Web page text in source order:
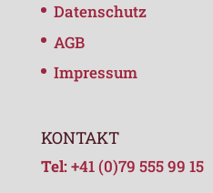
Datenschutz
AGB
Impressum
KONTAKT
Tel:+41 (0)79 555 99 15